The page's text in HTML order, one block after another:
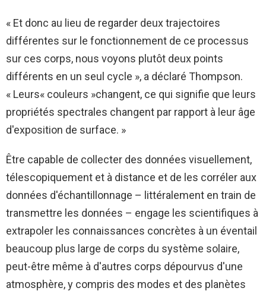
« Et donc au lieu de regarder deux trajectoires
différentes sur le fonctionnement de ce processus
sur ces corps, nous voyons plutôt deux points
différents en un seul cycle », a déclaré Thompson.
« Leurs« couleurs »changent, ce qui signifie que leurs
propriétés spectrales changent par rapport à leur âge
d'exposition de surface. »
Être capable de collecter des données visuellement,
télescopiquement et à distance et de les corréler aux
données d'échantillonnage – littéralement en train de
transmettre les données – engage les scientifiques à
extrapoler les connaissances concrètes à un éventail
beaucoup plus large de corps du système solaire,
peut-être même à d'autres corps dépourvus d'une
atmosphère, y compris des modes et des planètes